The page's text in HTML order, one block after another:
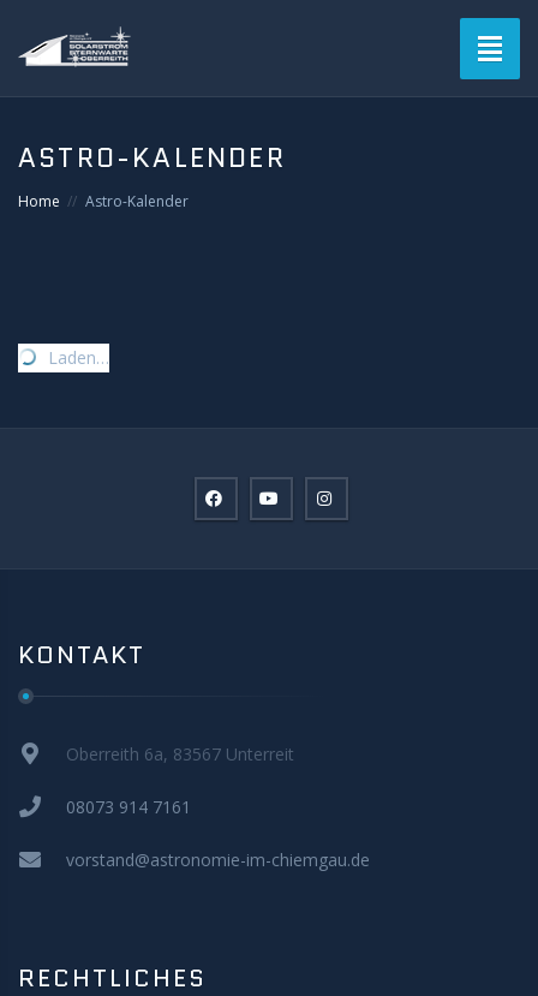
Verein
ASTRO-KALENDER
Home Astro-Kalender
Laden…
KONTAKT
Oberreith 6a, 83567 Unterreit
08073 914 7161
vorstand@astronomie-im-chiemgau.de
RECHTLICHES